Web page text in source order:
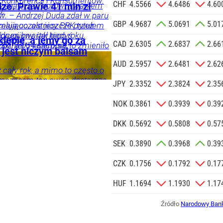
o.o. w imieniu
zlecenie jej
SIĘ
przed porównywaniem
– Andrzej Duda zdał w paru
ale jeszcze przez
jak kiedyś
a po latach się to zmieniło
Andrzeja Dudy.
Prawie 41 mln zł
uczestnicy PPK tytułem
kwartał tego roku.
14 sierpnia.
a jemy go za
niczym balsam
rok, a mimo to często o
ten owoc dostarcza
CHF 4.5566 4.6486
GBP 4.9687 5.0691
CAD 2.6305 2.6837
AUD 2.5957 2.6481
JPY 2.3352 2.3824
NOK 0.3861 0.3939
DKK 0.5692 0.5808
SEK 0.3890 0.3968
CZK 0.1756 0.1792
HUF 1.1694 1.1930
Źródło Narodowy